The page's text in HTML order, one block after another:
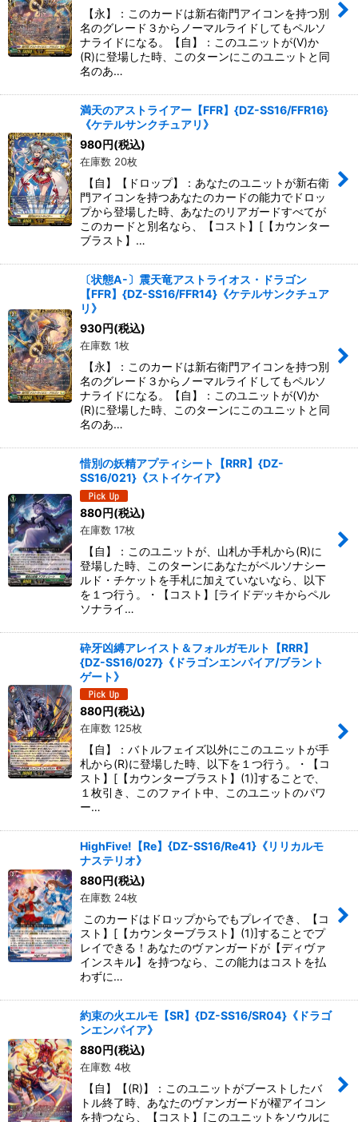
【永】：このカードは新右衛門アイコンを持つ別
名のグレード３からノーマルライドしてもペルソ
ナライドになる。【自】：このユニットが(V)か
(R)に登場した時、このターンにこのユニットと同
名のあ…
満天のアストライアー【FFR】{DZ-SS16/FFR16}
《ケテルサンクチュアリ》
980円(税込)
在庫数 20枚
【自】【ドロップ】：あなたのユニットが新右衛
門アイコンを持つあなたのカードの能力でドロッ
プから登場した時、あなたのリアガードすべてが
このカードと別名なら、【コスト】[【カウンター
ブラスト】…
〔状態A-〕震天竜アストライオス・ドラゴン
【FFR】{DZ-SS16/FFR14}《ケテルサンクチュア
リ》
930円(税込)
在庫数 1枚
【永】：このカードは新右衛門アイコンを持つ別
名のグレード３からノーマルライドしてもペルソ
ナライドになる。【自】：このユニットが(V)か
(R)に登場した時、このターンにこのユニットと同
名のあ…
惜別の妖精アプティシート【RRR】{DZ-
SS16/021}《ストイケイア》
880円(税込)
在庫数 17枚
【自】：このユニットが、山札か手札から(R)に
登場した時、このターンにあなたがペルソナシー
ルド・チケットを手札に加えていないなら、以下
を１つ行う。・【コスト】[ライドデッキからペル
ソナライ…
砕牙凶縛アレイスト＆フォルガモルト【RRR】
{DZ-SS16/027}《ドラゴンエンパイア/ブラント
ゲート》
880円(税込)
在庫数 125枚
【自】：バトルフェイズ以外にこのユニットが手
札から(R)に登場した時、以下を１つ行う。・【コ
スト】[【カウンターブラスト】(1)]することで、
１枚引き、このファイト中、このユニットのパワ
ー…
HighFive!【Re】{DZ-SS16/Re41}《リリカルモ
ナステリオ》
880円(税込)
在庫数 24枚
このカードはドロップからでもプレイでき、【コ
スト】[【カウンターブラスト】(1)]することでプ
レイできる！あなたのヴァンガードが【ディヴァ
インスキル】を持つなら、この能力はコストを払
わずに…
約束の火エルモ【SR】{DZ-SS16/SR04}《ドラゴ
ンエンパイア》
880円(税込)
在庫数 4枚
【自】【(R)】：このユニットがブーストしたバ
トル終了時、あなたのヴァンガードが櫂アイコン
を持つなら、【コスト】[このユニットをソウルに